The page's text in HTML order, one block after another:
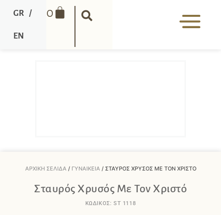
0
GR /
EN
ΑΡΧΙΚΉ ΣΕΛΊΔΑ / ΓΥΝΑΙΚΕΊΑ / ΣΤΑΥΡΌΣ ΧΡΥΣΌΣ ΜΕ ΤΟΝ ΧΡΙΣΤΌ
Σταυρός Χρυσός Με Τον Χριστό
ΚΩΔΙΚΟΣ: ST 1118